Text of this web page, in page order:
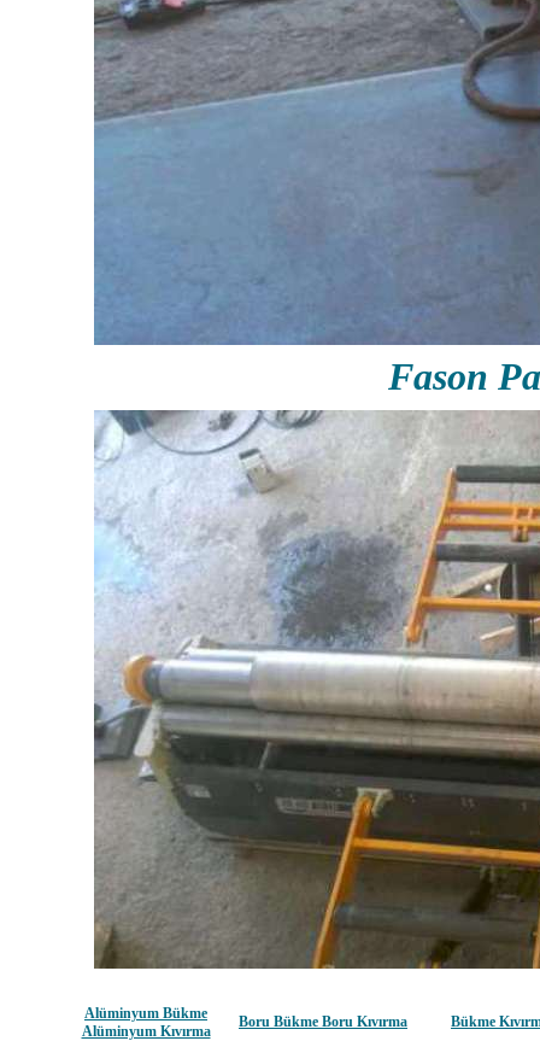
Fason
Alüminyum Bükme
Alüminyum Kıvırma
Boru Bükme Boru Kıvırma Bükme